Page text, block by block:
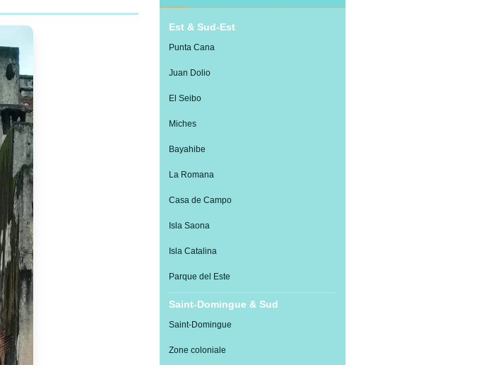
Est & Sud-Est
Punta Cana
Juan Dolio
El Seibo
Miches
Bayahibe
La Romana
Casa de Campo
Isla Saona
Isla Catalina
Parque del Este
Saint-Domingue & Sud
Saint-Domingue
Zone coloniale